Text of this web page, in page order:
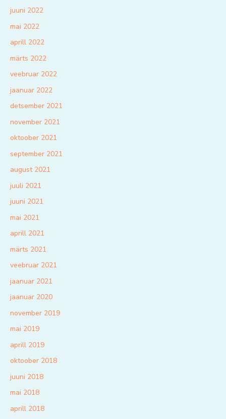
juuni 2022
mai 2022
aprill 2022
märts 2022
veebruar 2022
jaanuar 2022
detsember 2021
november 2021
oktoober 2021
september 2021
august 2021
juuli 2021
juuni 2021
mai 2021
aprill 2021
märts 2021
veebruar 2021
jaanuar 2021
jaanuar 2020
november 2019
mai 2019
aprill 2019
oktoober 2018
juuni 2018
mai 2018
aprill 2018